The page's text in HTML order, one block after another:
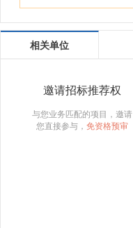
相关单位
邀请招标推荐权
与您业务匹配的项目，邀请
您直接参与， 免资格预审